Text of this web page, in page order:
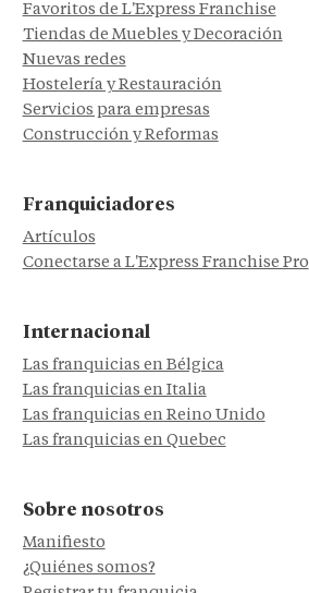
Favoritos de L'Express Franchise
Tiendas de Muebles y Decoración
Nuevas redes
Hostelería y Restauración
Servicios para empresas
Construcción y Reformas
Franquiciadores
Artículos
Conectarse a L'Express Franchise Pro
Internacional
Las franquicias en Bélgica
Las franquicias en Italia
Las franquicias en Reino Unido
Las franquicias en Quebec
Sobre nosotros
Manifiesto
¿Quiénes somos?